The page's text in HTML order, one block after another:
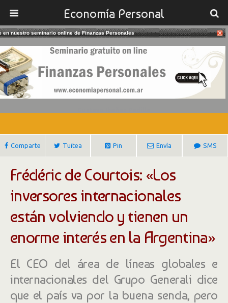
Economía Personal
29/03/2017
Los Inversores Internacionales
Tienen Interés En Argentina
Comparte Tuitea Pin Envía SMS
Frédéric de Courtois: «Los
inversores internacionales
están volviendo y tienen un
enorme interés en la Argentina»
El CEO del área de líneas globales e
internacionales del Grupo Generali dice
que el país va por la buena senda, pero
en nuestro seminario online de Finanzas Personales